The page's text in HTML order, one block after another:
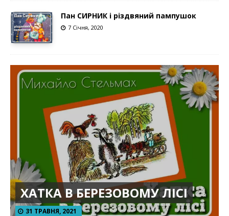
Пан СИРНИК і різдвяний пампушок
7 Січня, 2020
ХАТКА В БЕРЕЗОВОМУ ЛІСІ
31 ТРАВНЯ, 2021